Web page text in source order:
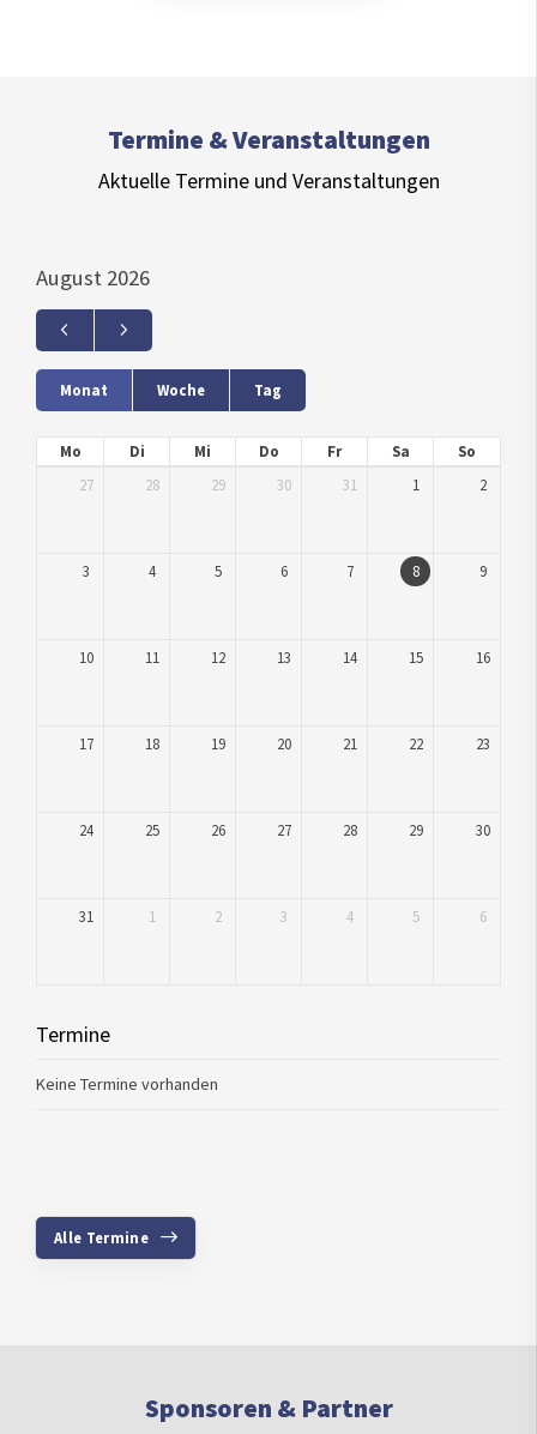
Termine & Veranstaltungen
Aktuelle Termine und Veranstaltungen
August 2026
Monat Woche Tag
Mo Di Mi Do Fr Sa
So
27
28 29 30 31 1 2
3 4 5 6 7 8 9
10 11 12 13 14 15 16
17 18 19 20 21 22 23
24 25 26 27 28 29 30
31 1 2 3 4 5 6
Termine
Keine Termine vorhanden
Alle Termine
Sponsoren & Partner